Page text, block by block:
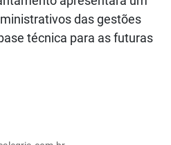
das gestões
técnica para as futuras